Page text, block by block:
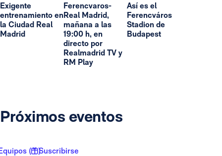
Exigente
entrenamiento en
la Ciudad Real
Madrid
Ferencvaros-
Real Madrid,
mañana a las
19:00 h, en
directo por
Realmadrid TV y
RM Play
Así es el
Ferencváros
Stadion de
Budapest
Próximos eventos
( 1 )Suscribirse